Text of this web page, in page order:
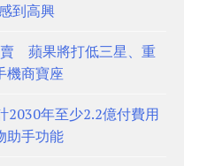
到高興
蘋果將打低三星、重
機商寶座
2030年至少2.2億付費用
手功能